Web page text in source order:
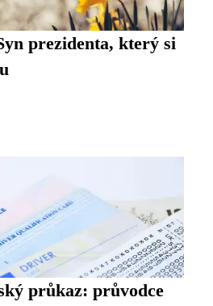
prezidenta, který si
průkaz: průvodce